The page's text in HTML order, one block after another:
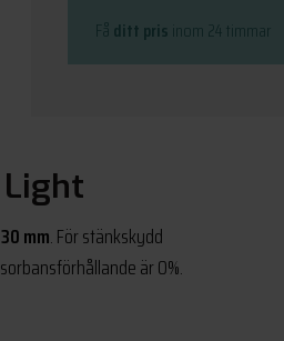
Få ditt pris inom 24 timmar
30 mm. För stänkskydd
är 0%.